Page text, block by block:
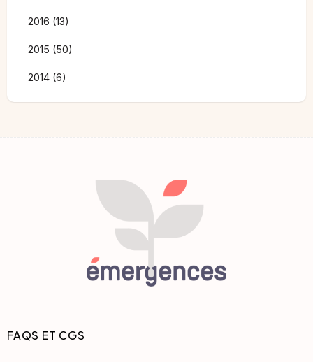
2016 (13)
2015 (50)
2014 (6)
FAQS ET CGS